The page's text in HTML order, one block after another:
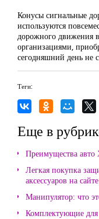
Конусы сигнальные
используются
дорожного движения
организациями,
сегодняшний день не
Теги:
Еще в
Преимущества
Легкая покупка
аксессуаров на
Манипулятор: что
Комплектующие